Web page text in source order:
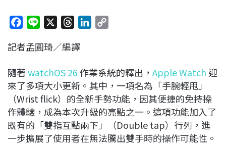
c
b
o
o
k
n
r
a
d
s
e
d
I
n
L
n
k
記者孟圓琦／編譯
隨著watchOS 26作業系統的釋出， Apple Watch 迎
來了多項大小更新。其中，一項名為「手腕輕甩」
（Wrist flick）的全新手勢功能，因其便捷的免持操
作體驗，成為本次升級的亮點之一。這項功能加入了
既有的「雙指互點兩下」（Double tap）行列，進
一步擴展了使用者在無法騰出雙手時的操作可能性。